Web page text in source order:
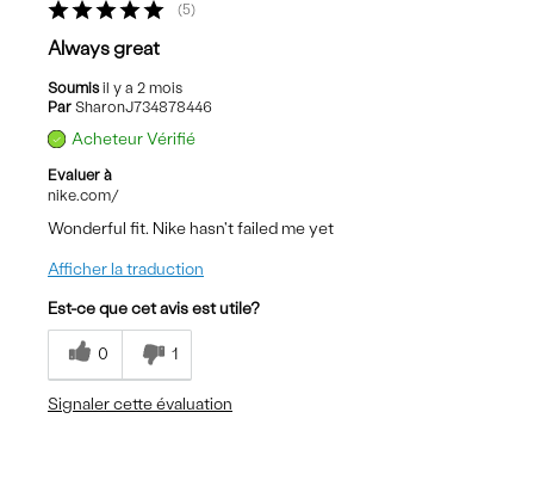
5
Always great
Soumisil y a 2 mois
Par SharonJ734878446
Acheteur Vérifié
Evaluer à
nike.com/
Wonderful fit. Nike hasn't failed me yet
Afficher la traduction
Est-ce que cet avis est utile?
0 1
Signaler cette évaluation